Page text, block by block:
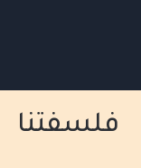
فلسفتنا